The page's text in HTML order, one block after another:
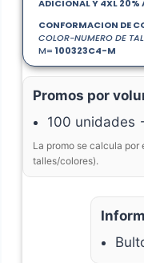
ADICIONAL Y 4XL 20%
CONFORMACION DE
COLOR-NUMERO DE
M= 100323C4-M
Promos por
100 unidades
La promo se calcula
talles/colores).